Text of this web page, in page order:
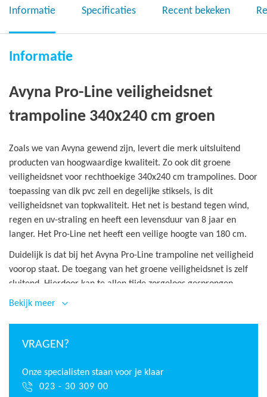
Informatie Specificaties Recent bekeken
Informatie
Avyna Pro-Line veiligheidsnet
trampoline 340x240 cm groen
Zoals we van Avyna gewend zijn, levert die merk uitsluitend
producten van hoogwaardige kwaliteit. Zo ook dit groene
veiligheidsnet voor rechthoekige 340x240 cm trampolines. Door
toepassing van dik pvc zeil en degelijke stiksels, is dit
veiligheidsnet van topkwaliteit. Het net is bestand tegen wind,
regen en uv-straling en heeft een levensduur van 8 jaar en
langer. Het Pro-Line net heeft een veilige hoogte van 180 cm.
Duidelijk is dat bij het Avyna Pro-Line trampoline net veiligheid
voorop staat. De toegang van het groene veiligheidsnet is zelf
sluitend. Hierdoor kan te allen tijde zorgeloos gesprongen
worden zonder dat de springer van de trampoline valt. Doordat
randkussen, kan een springer niet op harde onderdelen terecht
komen en wordt hij of zij direct weer terug geduwd op het
Met ongeveer 20 minuten heeft u uw huidige veiligheidsnet
vervangen, waarna er weer veilig gesprongen kan worden op
Bekijk meer
VRAGEN?
Onze specialisten staan voor je klaar
023 - 30 309 00